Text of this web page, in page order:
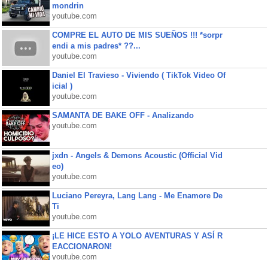
mondrin
youtube.com
COMPRE EL AUTO DE MIS SUEÑOS !!! *sorpr
endi a mis padres* ??...
youtube.com
Daniel El Travieso - Viviendo ( TikTok Video Of
icial )
youtube.com
SAMANTA DE BAKE OFF - Analizando
youtube.com
jxdn - Angels & Demons Acoustic (Official Vid
eo)
youtube.com
Luciano Pereyra, Lang Lang - Me Enamore De
Ti
youtube.com
¡LE HICE ESTO A YOLO AVENTURAS Y ASÍ R
EACCIONARON!
youtube.com